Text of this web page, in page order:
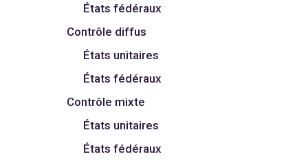
États fédéraux
Contrôle diffus
États unitaires
États fédéraux
Contrôle mixte
États unitaires
États fédéraux